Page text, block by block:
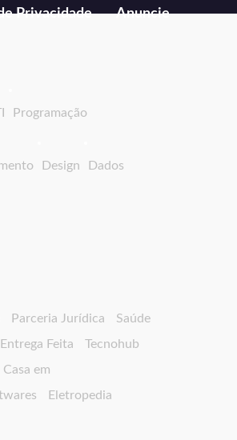
Privacidade Anuncie
Programação
Design Dados
Parceria Jurídica
Saúde
Entrega Feita
Tecnohub
Casa em
Eletropedia